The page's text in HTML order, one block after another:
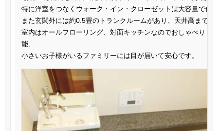
特に洋室をつなく ウォーク・イン・クローゼットは大容量で使
また玄関外には約0.5畳のトランクルームがあり、天井高まで使
室内はオールフローリング、対面キッチンなのでおしゃべりし
能、
小さいお子様がいるファミリーには目が届いて安心です。